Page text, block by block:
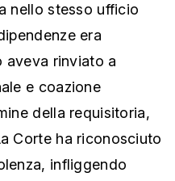
nello stesso ufficio
era
aveva rinviato a
e coazione
della requisitoria,
Corte ha riconosciuto
infliggendo